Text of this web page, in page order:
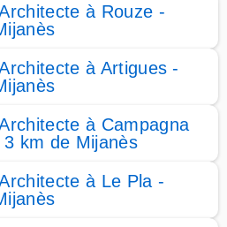
à Rouze -
à Artigues -
à Campagna
km de Mijanès
à Le Pla -